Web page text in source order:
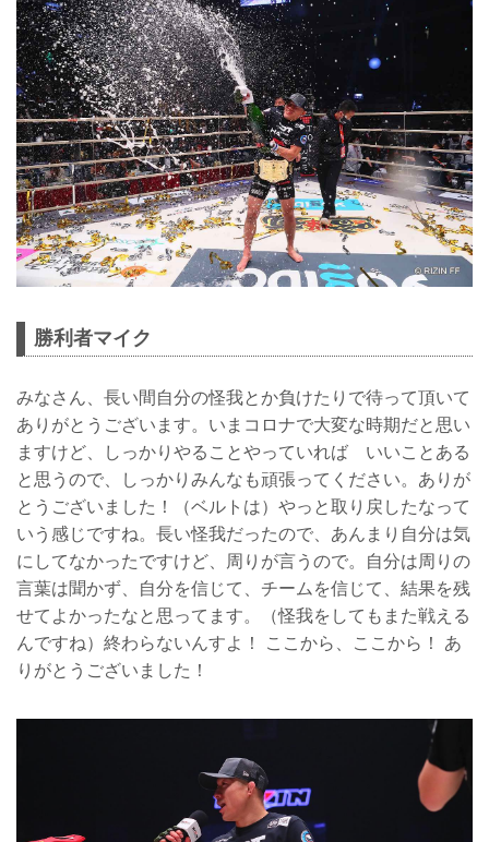
勝利者マイク
みなさん、長い間自分の怪我とか負けたりで待って頂いて
ありがとうございます。いまコロナで大変な時期だと思い
ますけど、しっかりやることやっていれば いいことある
と思うので、しっかりみんなも頑張ってください。ありが
とうございました！（ベルトは）やっと取り戻したなって
いう感じですね。長い怪我だったので、あんまり自分は気
にしてなかったですけど、周りが言うので。自分は周りの
言葉は聞かず、自分を信じて、チームを信じて、結果を残
せてよかったなと思ってます。（怪我をしてもまた戦える
んですね）終わらないんすよ！ ここから、ここから！ あ
りがとうございました！